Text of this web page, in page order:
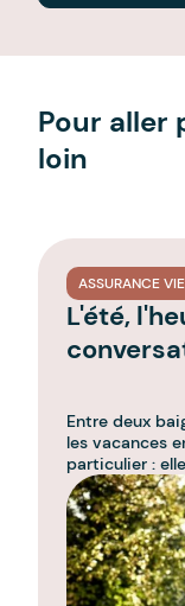
Pour aller
loin
ASSURANCE VIE
L'été,
Entre deux
les vacances
particulier :